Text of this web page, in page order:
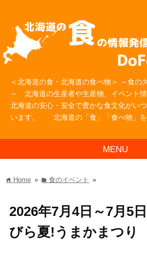
＜北海道の食・北海道の食べ物＞ ～食の
～ 北海道の生産者や生産物、イベント情
北海道の安心・安全で豊かな食文化がい
います。 北海道の「食」「食べ物」を
MENU
home Home » folder食のイベント »
2026年7月4日～7月5
びら夏!うまかまつり